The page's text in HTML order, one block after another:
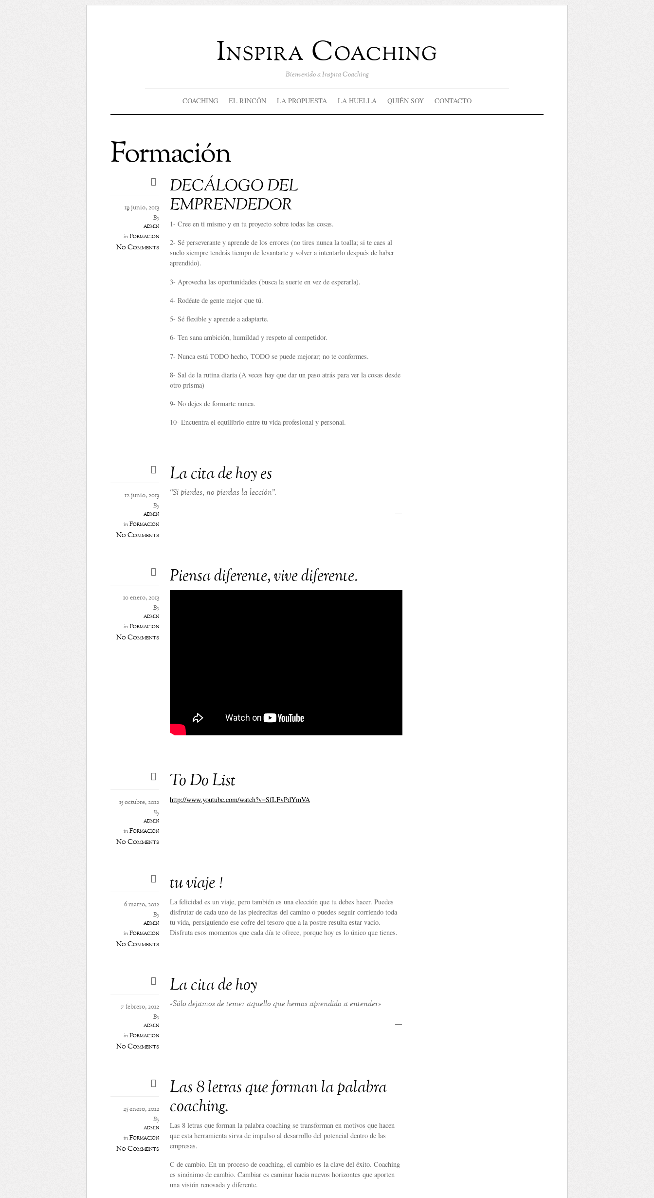
Inspira Coaching
Bienvenido a Inspira Coaching
COACHING EL RINCÓN LA PROPUESTA LA HUELLA QUIÉN SOY CONTACTO
Formación
DECÁLOGO DEL
EMPRENDEDOR
19 junio, 2013
By
admin
inFormación
No Comments
1- Cree en ti mismo y en tu proyecto sobre todas las cosas.
2- Sé perseverante y aprende de los errores (no tires nunca la toalla; si te caes al
suelo siempre tendrás tiempo de levantarte y volver a intentarlo después de haber
aprendido).
3- Aprovecha las oportunidades (busca la suerte en vez de esperarla).
4- Rodéate de gente mejor que tú.
5- Sé flexible y aprende a adaptarte.
6- Ten sana ambición, humildad y respeto al competidor.
7- Nunca está TODO hecho, TODO se puede mejorar; no te conformes.
8- Sal de la rutina diaria (A veces hay que dar un paso atrás para ver la cosas desde
otro prisma)
9- No dejes de formarte nunca.
10- Encuentra el equilibrio entre tu vida profesional y personal.
La cita de hoy es
12 junio, 2013
By
admin
inFormación
No Comments
“Si pierdes, no pierdas la lección”.
—
Piensa diferente, vive diferente.
10 enero, 2013
By
admin
inFormación
No Comments
To Do List
15 octubre, 2012
By
admin
inFormación
No Comments
http://www.youtube.com/watch?v=SfLFvPdYmVA
tu viaje !
6 marzo, 2012
By
admin
inFormación
No Comments
La felicidad es un viaje, pero también es una elección que tu debes hacer. Puedes
disfrutar de cada uno de las piedrecitas del camino o puedes seguir corriendo toda
tu vida, persiguiendo ese cofre del tesoro que a la postre resulta estar vacío.
Disfruta esos momentos que cada día te ofrece, porque hoy es lo único que tienes.
La cita de hoy
7 febrero, 2012
By
admin
inFormación
No Comments
«Sólo dejamos de temer aquello que hemos aprendido a entender»
—
Las 8 letras que forman la palabra
coaching.
25 enero, 2012
By
admin
inFormación
No Comments
Las 8 letras que forman la palabra coaching se transforman en motivos que hacen
que esta herramienta sirva de impulso al desarrollo del potencial dentro de las
empresas.
C de cambio. En un proceso de coaching, el cambio es la clave del éxito. Coaching
es sinónimo de cambio. Cambiar es caminar hacia nuevos horizontes que aporten
una visión renovada y diferente.